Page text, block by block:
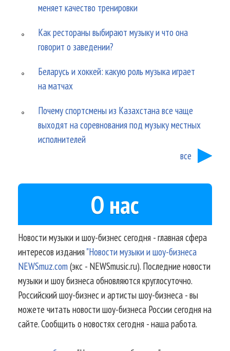
меняет качество тренировки
Как рестораны выбирают музыку и что она
говорит о заведении?
Беларусь и хоккей: какую роль музыка играет
на матчах
Почему спортсмены из Казахстана все чаще
выходят на соревнования под музыку местных
исполнителей
все
О нас
Новости музыки и шоу-бизнес сегодня - главная сфера
интересов издания"Новости музыки и шоу-бизнеса
NEWSmuz.com(экс - NEWSmusic.ru). Последние новости
музыки и шоу бизнеса обновляются круглосуточно.
Российский шоу-бизнес и артисты шоу-бизнеса - вы
можете читать новости шоу-бизнеса России сегодня на
сайте. Сообщить о новостях сегодня - наша работа.